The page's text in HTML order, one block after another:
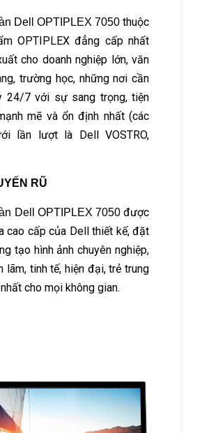
Dell OPTIPLEX 7050 thuộc
OPTIPLEX đẳng cấp nhất
cho doanh nghiệp lớn, văn
trường học, những nơi cần
24/7 với sự sang trọng, tiện
mẽ và ổn định nhất (các
lần lượt là Dell VOSTRO,
RŨ
Dell OPTIPLEX 7050 được
cao cấp của Dell thiết kế, đặt
tạo hình ảnh chuyên nghiệp,
lãm, tinh tế, hiện đại, trẻ trung
cho mọi không gian.